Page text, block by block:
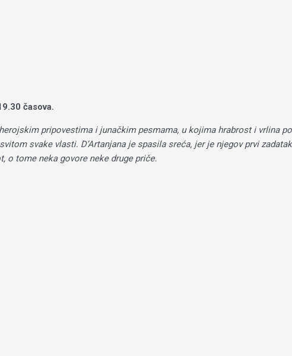
časova.
pripovestima i junačkim pesmama, u kojima hrabrost i vrlina
svake vlasti. D’Artanjana je spasila sreća, jer je njegov prvi
o tome neka govore neke druge priče.